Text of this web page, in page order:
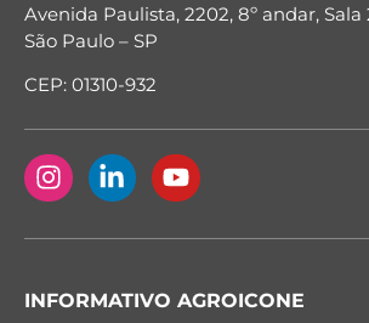
Avenida Paulista, 2202, 8º andar, Sala
São Paulo – SP
CEP: 01310-932
INFORMATIVO AGROICONE